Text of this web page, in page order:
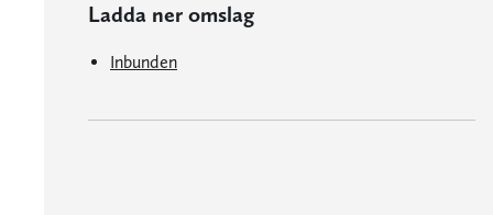
Ladda ner omslag
Inbunden